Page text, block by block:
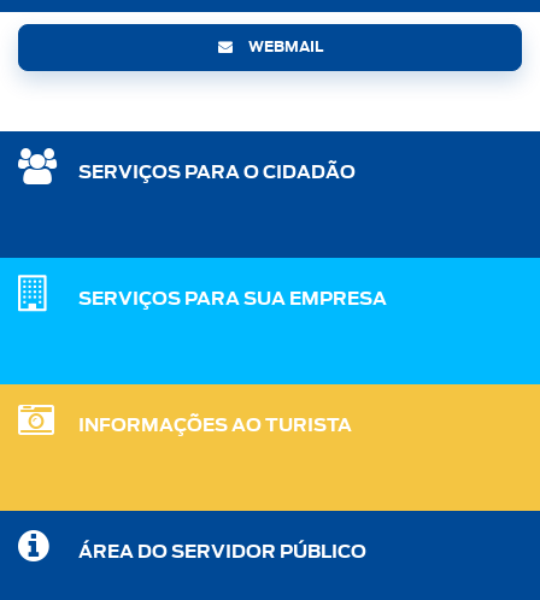
WEBMAIL
SERVIÇOS PARA O CIDADÃO
SERVIÇOS PARA SUA EMPRESA
INFORMAÇÕES AO TURISTA
ÁREA DO SERVIDOR PÚBLICO